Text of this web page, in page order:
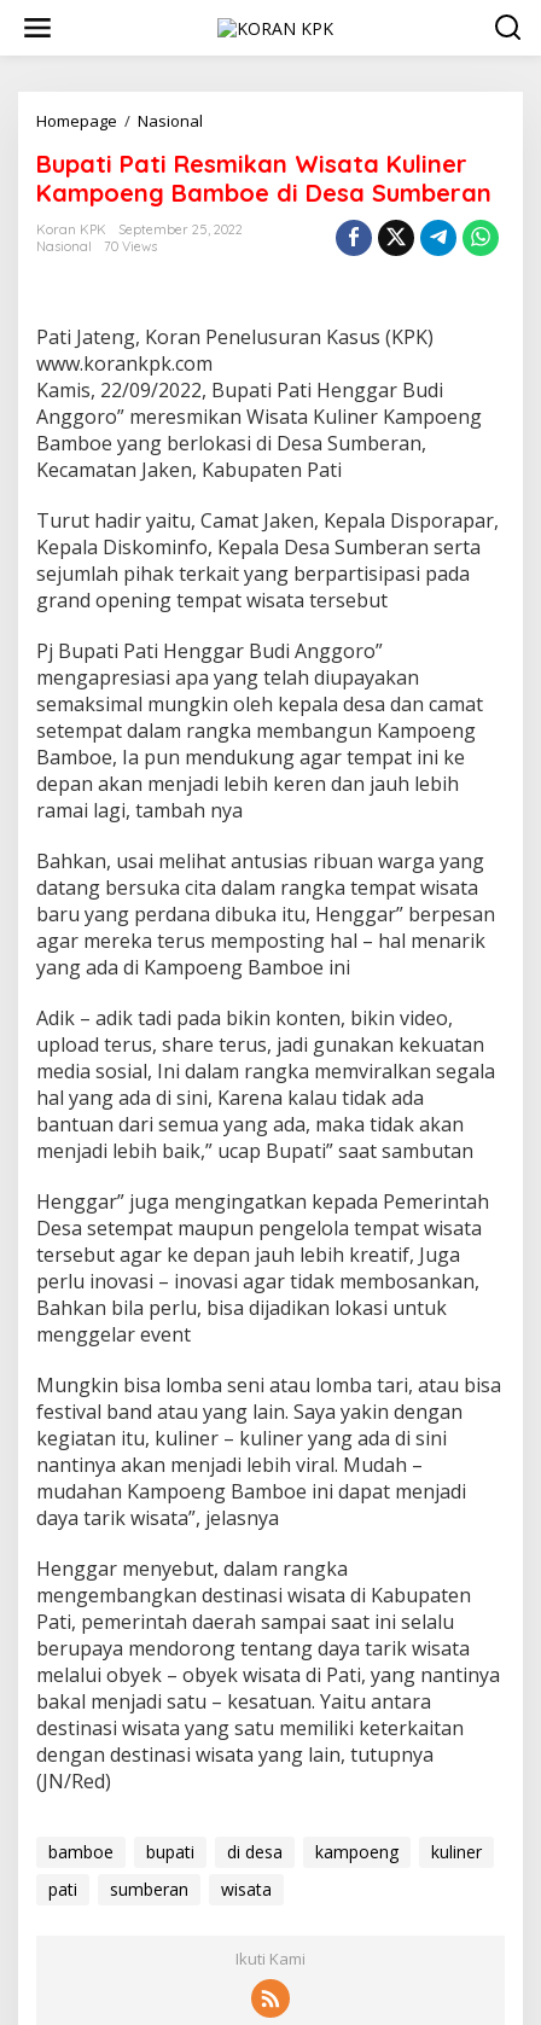
konten
Homepage / Nasional
Resmikan
Wisata
Kuliner
Kampoeng
Bupati Pati Resmikan Wisata Kuliner
Kampoeng Bamboe di Desa Sumberan
Koran KPK
September 25, 2022
Nasional
70 Views
Pati Jateng, Koran Penelusuran Kasus (KPK)
www.korankpk.com
Kamis, 22/09/2022, Bupati Pati Henggar Budi
Anggoro” meresmikan Wisata Kuliner Kampoeng
Bamboe yang berlokasi di Desa Sumberan,
Kecamatan Jaken, Kabupaten Pati
Turut hadir yaitu, Camat Jaken, Kepala Disporapar,
Kepala Diskominfo, Kepala Desa Sumberan serta
sejumlah pihak terkait yang berpartisipasi pada
grand opening tempat wisata tersebut
Pj Bupati Pati Henggar Budi Anggoro”
mengapresiasi apa yang telah diupayakan
semaksimal mungkin oleh kepala desa dan camat
setempat dalam rangka membangun Kampoeng
Bamboe, Ia pun mendukung agar tempat ini ke
depan akan menjadi lebih keren dan jauh lebih
ramai lagi, tambah nya
Bahkan, usai melihat antusias ribuan warga yang
datang bersuka cita dalam rangka tempat wisata
baru yang perdana dibuka itu, Henggar” berpesan
agar mereka terus memposting hal – hal menarik
yang ada di Kampoeng Bamboe ini
Adik – adik tadi pada bikin konten, bikin video,
upload terus, share terus, jadi gunakan kekuatan
media sosial, Ini dalam rangka memviralkan segala
hal yang ada di sini, Karena kalau tidak ada
bantuan dari semua yang ada, maka tidak akan
menjadi lebih baik,” ucap Bupati” saat sambutan
Henggar” juga mengingatkan kepada Pemerintah
Desa setempat maupun pengelola tempat wisata
tersebut agar ke depan jauh lebih kreatif, Juga
perlu inovasi – inovasi agar tidak membosankan,
Bahkan bila perlu, bisa dijadikan lokasi untuk
menggelar event
Mungkin bisa lomba seni atau lomba tari, atau bisa
festival band atau yang lain. Saya yakin dengan
kegiatan itu, kuliner – kuliner yang ada di sini
nantinya akan menjadi lebih viral. Mudah –
mudahan Kampoeng Bamboe ini dapat menjadi
daya tarik wisata”, jelasnya
Henggar menyebut, dalam rangka
mengembangkan destinasi wisata di Kabupaten
Pati, pemerintah daerah sampai saat ini selalu
berupaya mendorong tentang daya tarik wisata
melalui obyek – obyek wisata di Pati, yang nantinya
bakal menjadi satu – kesatuan. Yaitu antara
destinasi wisata yang satu memiliki keterkaitan
dengan destinasi wisata yang lain, tutupnya
(JN/Red)
bamboe bupati di desa kampoeng
kuliner
pati
sumberan wisata
Ikuti Kami